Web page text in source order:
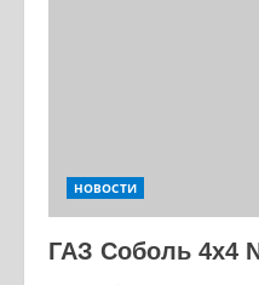
НОВОСТИ
ГАЗ Соболь 4х4